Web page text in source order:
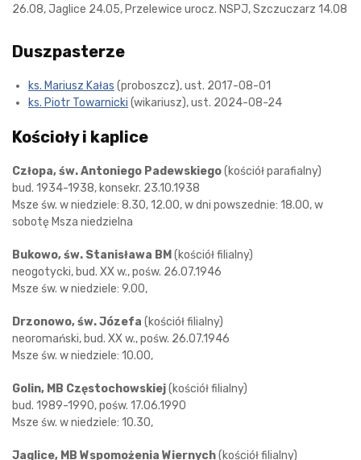
26.08, Jaglice 24.05, Przelewice urocz. NSPJ, Szczuczarz 14.08
Duszpasterze
ks. Mariusz Kałas (proboszcz), ust. 2017-08-01
ks. Piotr Towarnicki (wikariusz), ust. 2024-08-24
Kościoły i kaplice
Człopa, św. Antoniego Padewskiego(kościół parafialny)
bud. 1934-1938, konsekr. 23.10.1938
Msze św. w niedziele: 8.30, 12.00, w dni powszednie: 18.00, w
sobotę Msza niedzielna
Bukowo, św. Stanisława BM (kościół filialny)
neogotycki, bud. XX w., pośw. 26.07.1946
Msze św. w niedziele: 9.00,
Drzonowo, św. Józefa (kościół filialny)
neoromański, bud. XX w., pośw. 26.07.1946
Msze św. w niedziele: 10.00,
Golin, MB Częstochowskiej(kościół filialny)
bud. 1989-1990, pośw. 17.06.1990
Msze św. w niedziele: 10.30,
Jaglice, MB Wspomożenia Wiernych(kościół filialny)